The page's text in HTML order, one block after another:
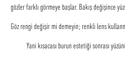
gözler farklı görmeye başlar. Bakış değişince
Göz rengi değişir mi demeyin; renkli lens
Yani kısacası burun estetiği sonrası